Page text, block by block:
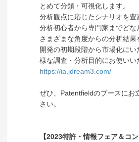
とめて分類・可視化します。
分析観点に応じたシナリオを豊
分析初心者から専門家までどな
さまざまな角度からの分析結果
開発の初期段階から市場化にい
様な調査・分析目的にお使いい
https://ia.jdream3.com/
ぜひ、Patentfieldのブースにお
さい。
【2023特許・情報フェア＆コン